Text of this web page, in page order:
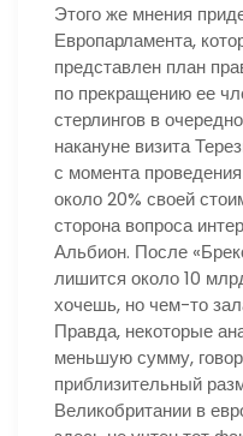
Этого же мнения
Европарламента,
представлен план
по прекращению ее
стерлингов в
накануне визита
с момента
около 20% своей
сторона вопроса
Альбион. После
лишится около 10
хочешь, но чем-то
Правда, некоторые
меньшую сумму,
приблизительный
Великобритании в